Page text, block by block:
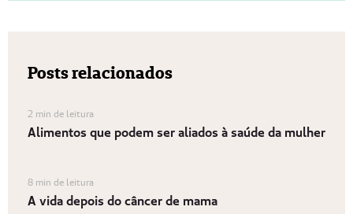
Posts relacionados
2 min de leitura
Alimentos que podem ser aliados à saúde da mulher
8 min de leitura
A vida depois do câncer de mama